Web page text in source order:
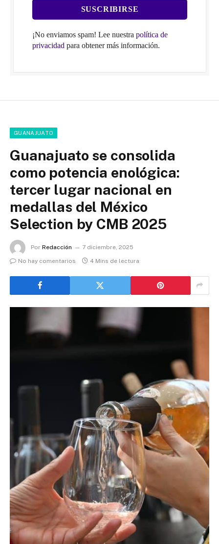
¡No enviamos spam! Lee nuestra política de
privacidad para obtener más información.
GUANAJUATO
Guanajuato se consolida
como potencia enológica:
tercer lugar nacional en
medallas del México
Selection by CMB 2025
Por Redacción
7 diciembre, 2025
No hay comentarios
4 Mins de lectura